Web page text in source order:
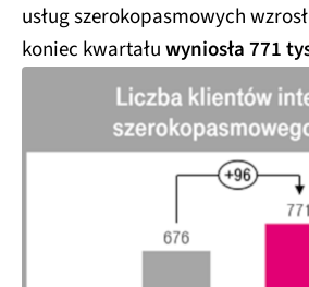
usług szerokopasmowych
koniec kwartałuwyniosła 771